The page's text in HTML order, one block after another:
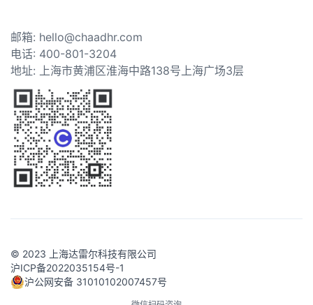
邮箱: hello@chaadhr.com
电话: 400-801-3204
地址: 上海市黄浦区淮海中路138号上海广场3层
© 2023 上海达雷尔科技有限公司
沪ICP备2022035154号-1
沪公网安备 31010102007457号